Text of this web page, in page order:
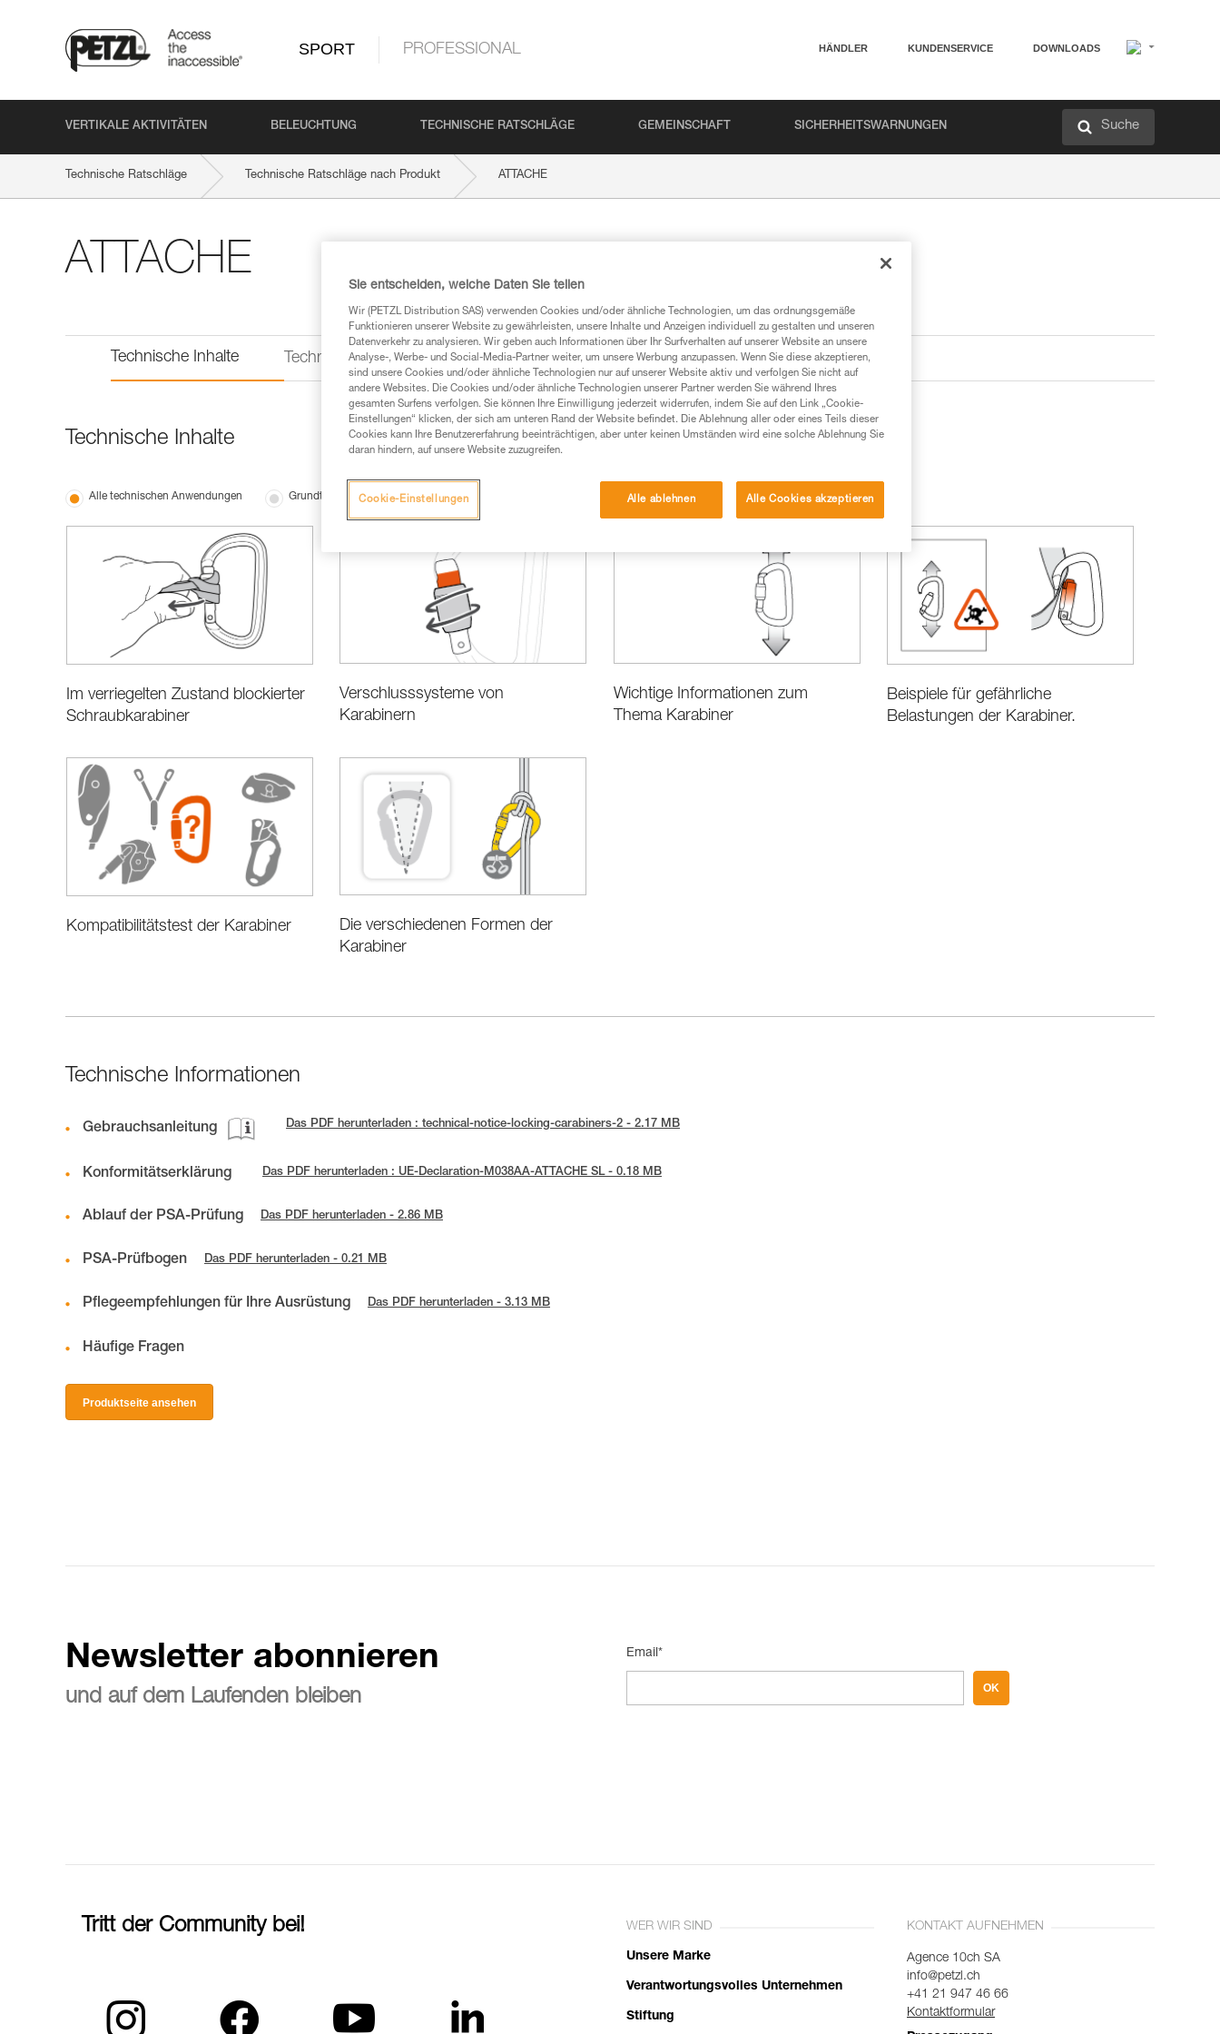
SPORT PROFESSIONAL HÄNDLER KUNDENSERVICE DOWNLOADS
VERTIKALE AKTIVITÄTEN BELEUCHTUNG TECHNISCHE RATSCHLÄGE GEMEINSCHAFT SICHERHEITSWARNUNGEN Suche
Technische Ratschläge Technische Ratschläge nach Produkt ATTACHE
ATTACHE
Technische Inhalte Technische Informationen
Technische Inhalte
Alle technischen Anwendungen Grundtechniken Wahl der Ausrüstung
Im verriegelten Zustand blockierter
Schraubkarabiner
Verschlusssysteme von
Karabinern
Wichtige Informationen zum
Thema Karabiner
Beispiele für gefährliche
Belastungen der Karabiner.
Kompatibilitätstest der Karabiner
Die verschiedenen Formen der
Karabiner
Technische Informationen
Gebrauchsanleitung Das PDF herunterladen : technical-notice-locking-carabiners-2 - 2.17 MB
Konformitätserklärung Das PDF herunterladen : UE-Declaration-M038AA-ATTACHE SL - 0.18 MB
Ablauf der PSA-Prüfung Das PDF herunterladen - 2.86 MB
PSA-Prüfbogen Das PDF herunterladen - 0.21 MB
Pflegeempfehlungen für Ihre Ausrüstung Das PDF herunterladen - 3.13 MB
Häufige Fragen
Produktseite ansehen
Newsletter abonnieren
und auf dem Laufenden bleiben
Email*
OK
Tritt der Community bei! WER WIR SIND
Unsere Marke
Verantwortungsvolles Unternehmen
Stiftung
KONTAKT AUFNEHMEN
Agence 10ch SA
info@petzl.ch
+41 21 947 46 66
Kontaktformular
Sie entscheiden, welche Daten Sie teilen
Wir (PETZL Distribution SAS) verwenden Cookies und/oder ähnliche Technologien, um das ordnungsgemäße
Funktionieren unserer Website zu gewährleisten, unsere Inhalte und Anzeigen individuell zu gestalten und unseren
Datenverkehr zu analysieren. Wir geben auch Informationen über Ihr Surfverhalten auf unserer Website an unsere
Analyse-, Werbe- und Social-Media-Partner weiter, um unsere Werbung anzupassen. Wenn Sie diese akzeptieren,
sind unsere Cookies und/oder ähnliche Technologien nur auf unserer Website aktiv und verfolgen Sie nicht auf
andere Websites. Die Cookies und/oder ähnliche Technologien unserer Partner werden Sie während Ihres
gesamten Surfens verfolgen. Sie können Ihre Einwilligung jederzeit widerrufen, indem Sie auf den Link „Cookie-
Einstellungen“ klicken, der sich am unteren Rand der Website befindet. Die Ablehnung aller oder eines Teils dieser
Cookies kann Ihre Benutzererfahrung beeinträchtigen, aber unter keinen Umständen wird eine solche Ablehnung Sie
daran hindern, auf unsere Website zuzugreifen.
Alle ablehnen Alle Cookies akzeptieren
Cookie-Einstellungen